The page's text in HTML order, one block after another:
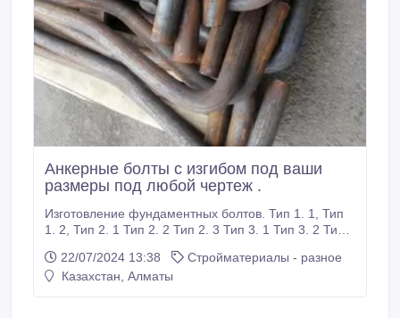
Анкерные болты с изгибом под ваши
размеры под любой чертеж .
Изготовление фундаментных болтов. Тип 1. 1, Тип
1. 2, Тип 2. 1 Тип 2. 2 Тип 2. 3 Тип 3. 1 Тип 3. 2 Тип4.
Наша фирма успела накопить солидный опыт в
области производства крепежных и соединительных
22/07/2024 13:38
Стройматериалы - разное
Казахстан, Алматы